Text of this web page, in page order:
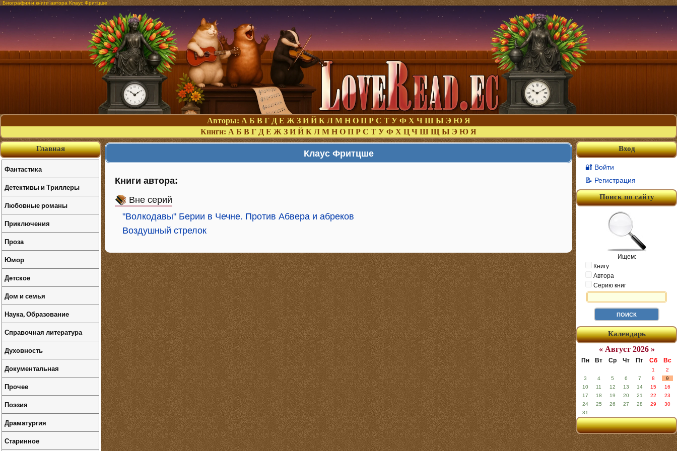
Биография и книги автора Клаус Фритцше
Авторы: А Б В Г Д Е Ж З И Й К Л М Н О П Р С Т У Ф Х Ч Ш Ы Э Ю Я
Книги: А Б В Г Д Е Ж З И Й К Л М Н О П Р С Т У Ф Х Ц Ч Ш Щ Ы Э Ю Я
Клаус Фритцше
Книги автора:
Вне серий
"Волкодавы" Берии в Чечне. Против Абвера и абреков
Воздушный стрелок
Вход
🔐 Войти
📝 Регистрация
Поиск по сайту
Ищем:
Книгу
Автора
Серию книг
Календарь
« Август 2026 »
Пн Вт Ср Чт Пт Сб Вс
1
2
3
4 5 6 7 8
9
10
11 12 13 14 15
16
17
18 19 20 21 22
23
24
25 26 27 28 29
30
31
Главная
Фантастика
Детективы и Триллеры
Любовные романы
Приключения
Проза
Юмор
Детское
Дом и семья
Наука, Образование
Справочная литература
Духовность
Документальная
Прочее
Поэзия
Драматургия
Старинное